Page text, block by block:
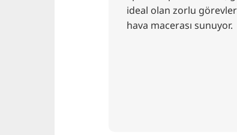
ideal olan zorlu
hava macerası sunuyor.